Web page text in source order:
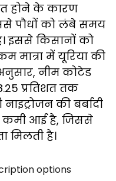
होने के कारण
पौधों को लंबे समय
इससे किसानों को
मात्रा में यूरिया की
नीम कोटेड
प्रतिशत तक
की बर्बादी
कमी आई है, जिससे
मिलती है।